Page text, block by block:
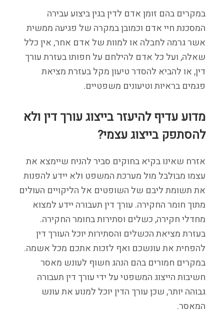
במקרים בהם זומן אדם לדין בגין ביצוע עבירה
המסכנת חיי אדם וכמובן במקרה של פגיעה ממשית
אשר גרמה לחבלה או למוות של אדם אחר, אין כלל
שאלה, ועל כל אדם להילחם על חפותו בעזרת עורך
דין, או להביא להסדר טיעון מקל בעזרת מציאת
פגמים בראיות וטיעונים משפטיים.
מדוע עדיף להיעזר בייצוג עורך דין ולא
להסתפק בייצוג עצמי?
אזרח שאינו בקיא בחוקים סביר להניח שיימצא את
עצמו מבולבל מול מערכת המשפט ולא יידע להפנות
את תשומת ליבם של השופטים אל הליקויים העולים
מתוך חומר החקירה. עורך דין תעבורה יידע למצוא
מחדלי חקירה, כשלים וסתירות בחומר החקירה.
בעזרת מציאת הכשלים והסתירות יוכל העורך דין
להפחית את עונשכם ואף לזכות אתכם מכל אשמה.
במקרים חמורים בהם הנהג חשוף לעונש מאסר
חשיבות הייצוג המשפטי על ידי עורך דין תעבורה
גבוהה יותר, שכן עורך הדין יוכל למנוע את עונש
המאסר.